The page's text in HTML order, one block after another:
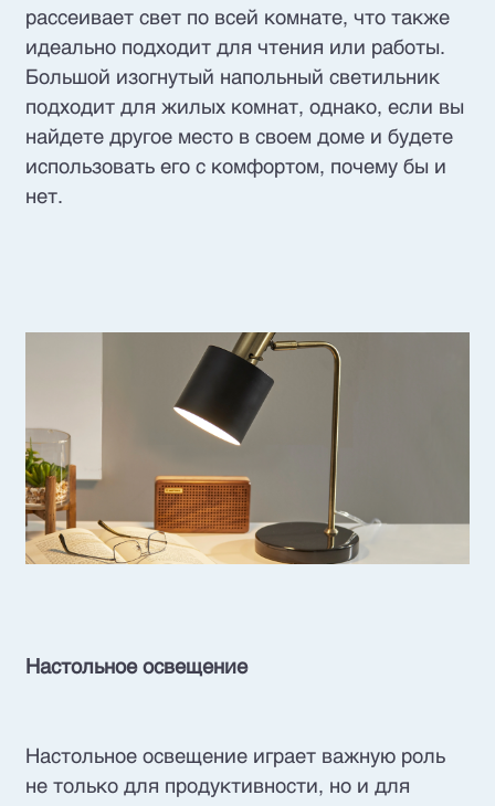
рассеивает свет по всей комнате, что также
идеально подходит для чтения или работы.
Большой изогнутый напольный светильник
подходит для жилых комнат, однако, если вы
найдете другое место в своем доме и будете
использовать его с комфортом, почему бы и
нет.
Настольное освещение
Настольное освещение играет важную роль
не только для продуктивности, но и для